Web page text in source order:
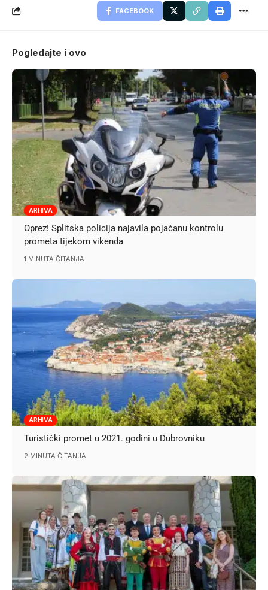
FACEBOOK
Pogledajte i ovo
ARHIVA
Oprez! Splitska policija najavila pojačanu kontrolu
prometa tijekom vikenda
1 MINUTA ČITANJA
ARHIVA
Turistički promet u 2021. godini u Dubrovniku
2 MINUTA ČITANJA